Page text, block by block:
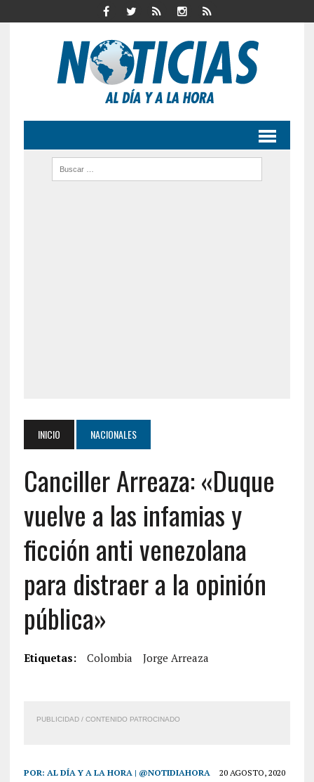
INICIO NACIONALES
Canciller Arreaza: «Duque
vuelve a las infamias y
ficción anti venezolana
para distraer a la opinión
pública»
Etiquetas: Colombia Jorge Arreaza
PUBLICIDAD / CONTENIDO PATROCINADO
POR: AL DÍA Y A LA HORA | @NOTIDIAHORA 20 AGOSTO, 2020